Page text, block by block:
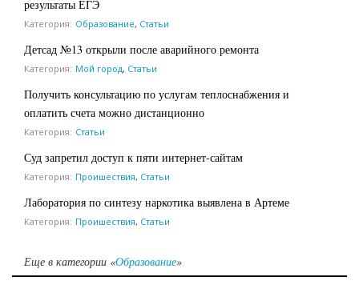
результаты ЕГЭ
Категория: Образование, Статьи
Детсад №13 открыли после аварийного ремонта
Категория: Мой город, Статьи
Получить консультацию по услугам теплоснабжения и
оплатить счета можно дистанционно
Категория: Статьи
Суд запретил доступ к пяти интернет-сайтам
Категория: Проишествия, Статьи
Лаборатория по синтезу наркотика выявлена в Артеме
Категория: Проишествия, Статьи
Еще в категории «Образование»